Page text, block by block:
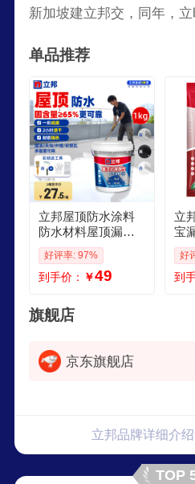
新加坡建立邦交，同年，
立邦交”而来的，涵义是开
友谊。立邦，见证了中国
中国改革开放20多年经济
茁壮至中国涂料行业的著
单品推荐
立邦屋顶防水涂料
防水材料屋顶漏水
房顶漏水耐高温防
晒防冻补漏王 以下
为大面积涂刷 桶
好评率: 97%
到手价： ￥49
立
宝
干
材
立
好
到
旗舰店
京东旗舰店
立邦品牌详细介
TOP